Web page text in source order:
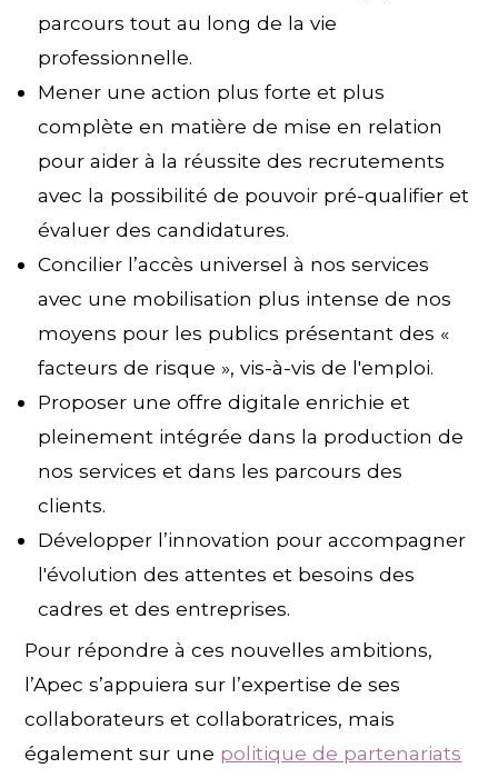
parcours tout au long de la vie
professionnelle.
Mener une action plus forte et plus
complète en matière de mise en relation
pour aider à la réussite des recrutements
avec la possibilité de pouvoir pré-qualifier et
évaluer des candidatures.
Concilier l’accès universel à nos services
avec une mobilisation plus intense de nos
moyens pour les publics présentant des «
facteurs de risque », vis-à-vis de l'emploi.
Proposer une offre digitale enrichie et
pleinement intégrée dans la production de
nos services et dans les parcours des
clients.
Développer l’innovation pour accompagner
l'évolution des attentes et besoins des
cadres et des entreprises.
Pour répondre à ces nouvelles ambitions,
l’Apec s’appuiera sur l’expertise de ses
collaborateurs et collaboratrices, mais
également sur une politique de partenariats